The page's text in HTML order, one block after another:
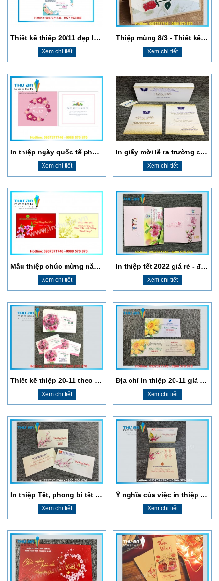
Thiết kế thiếp 20/11 đẹp lấy ngay
Xem chi tiết
Thiệp mùng 8/3 - Thiết kế free
Xem chi tiết
In thiệp ngày quốc tế phụ nữ 8/3
Xem chi tiết
In giấy mời lễ ra trường cuối cấp
Xem chi tiết
Mẫu thiệp chúc mừng năm mới 2022 đẹp
Xem chi tiết
In thiệp tết 2022 giá rẻ - đẹp - lấy ngay tại Láng
Xem chi tiết
Thiết kế thiệp 20-11 theo yêu cầu, in nhanh lấy ngay trong ngày
Xem chi tiết
Địa chỉ in thiệp 20-11 giá rẻ, lấy ngay tại Láng
Xem chi tiết
In thiệp Tết, phong bì tết thiết kế theo yêu cầu ở Hà Nội
Xem chi tiết
Ý nghĩa của việc in thiệp chúc mừng năm mới giá rẻ lấy ngay tại Hà Nội
Xem chi tiết